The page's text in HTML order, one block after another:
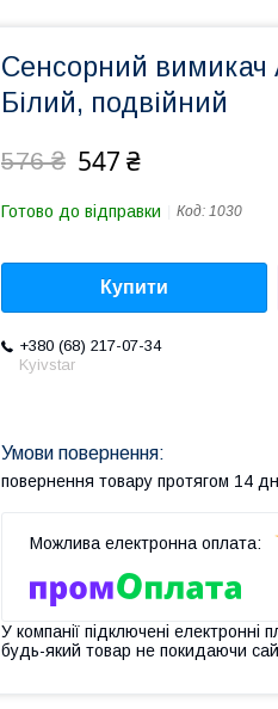
Сенсорний вимикач
Білий, подвійний
576 ₴ 547 ₴
Готово до відправки Код: 1030
Купити
+380 (68) 217-07-34
Kyivstar
повернення товару протягом 14
У компанії підключені електронні
будь-який товар не покидаючи